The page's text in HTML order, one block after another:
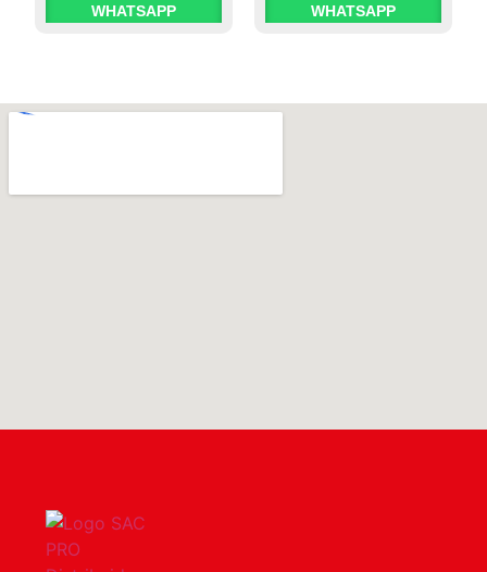
WHATSAPP
WHATSAPP